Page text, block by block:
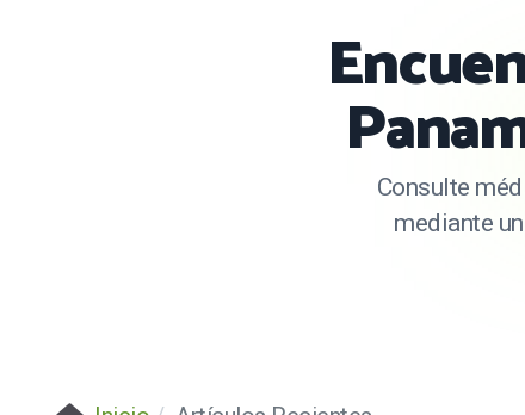
Consulte
mediante